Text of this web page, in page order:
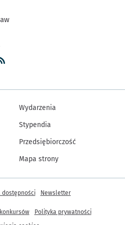
Wydarzenia
Stypendia
Przedsiębiorczość
Mapa strony
dostępności Newsletter
Polityka prywatności